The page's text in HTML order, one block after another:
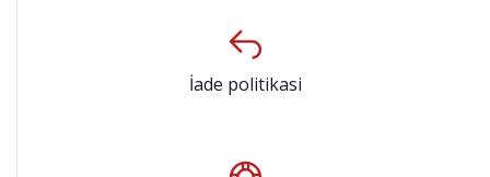
İade politikasi